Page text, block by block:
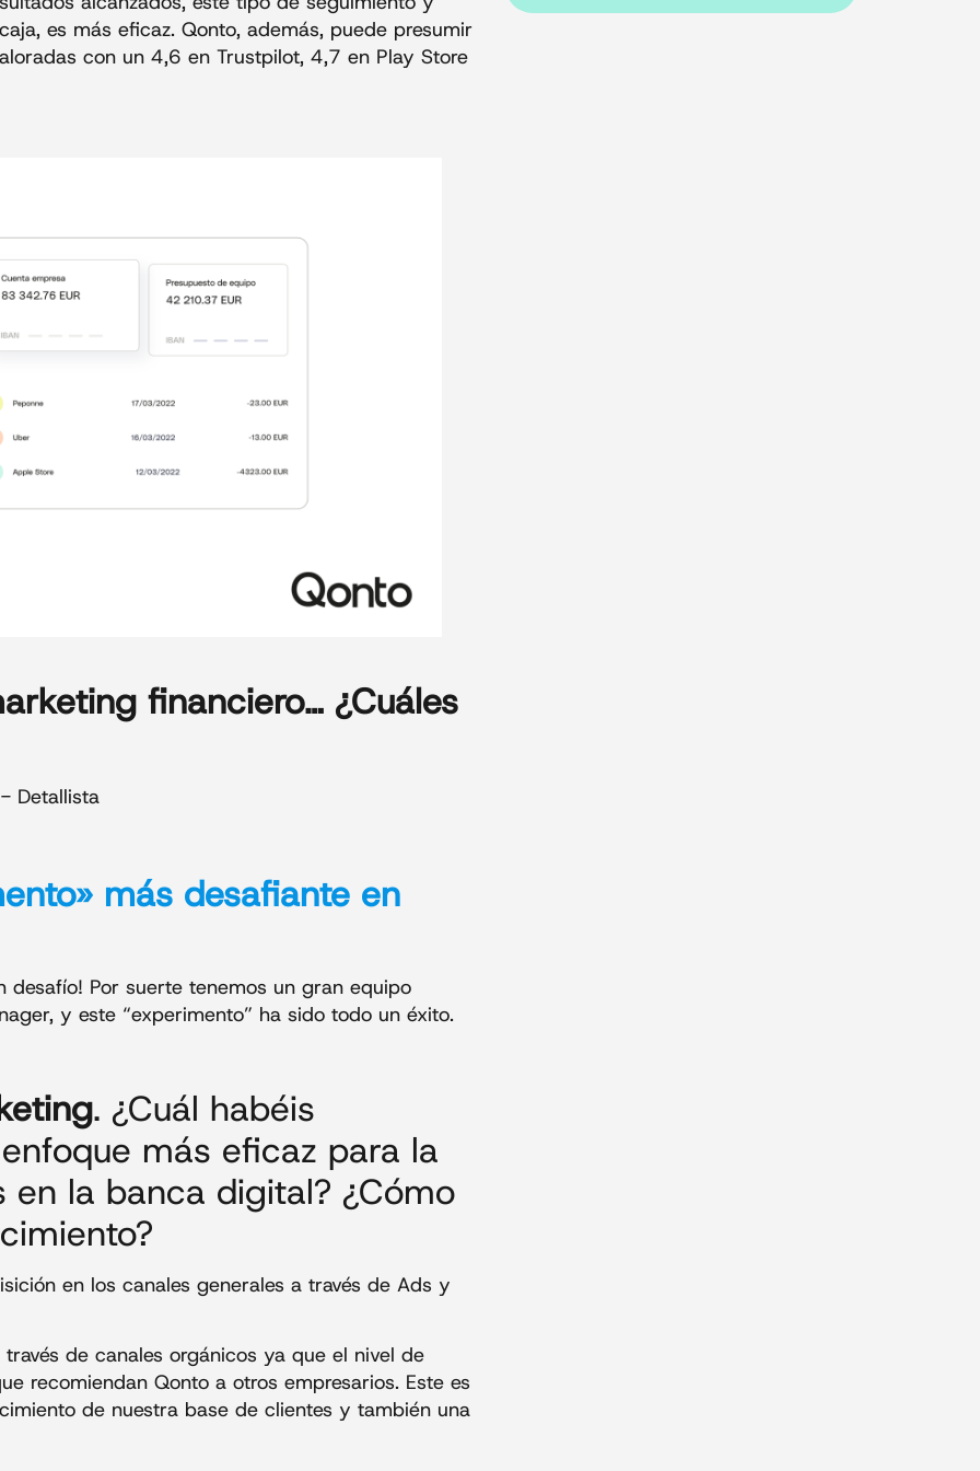
es más eficaz. Qonto, además, puede presumir
con un 4,6 en Trustpilot, 4,7 en Play Store
financiero… ¿Cuáles
Detallista
más desafiante en
desafío! Por suerte tenemos un gran equipo
y este “experimento” ha sido todo un éxito.
. ¿Cuál habéis
más eficaz para la
en la banca digital? ¿Cómo
en los canales generales a través de Ads y
de canales orgánicos ya que el nivel de
recomiendan Qonto a otros empresarios. Este es
de nuestra base de clientes y también una